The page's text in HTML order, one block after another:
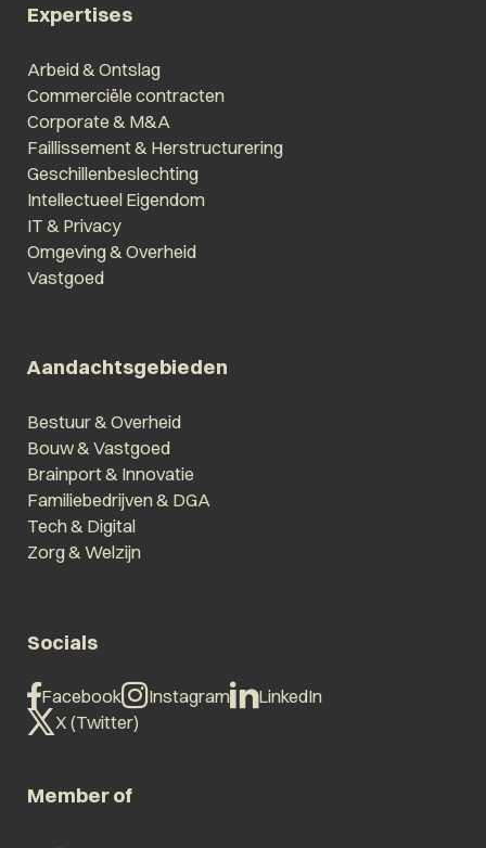
Expertises
Arbeid & Ontslag
Commerciële contracten
Corporate & M&A
Faillissement & Herstructurering
Geschillenbeslechting
Intellectueel Eigendom
IT & Privacy
Omgeving & Overheid
Vastgoed
Aandachtsgebieden
Bestuur & Overheid
Bouw & Vastgoed
Brainport & Innovatie
Familiebedrijven & DGA
Tech & Digital
Zorg & Welzijn
Socials
Facebook Instagram
LinkedIn
X (Twitter)
Member of